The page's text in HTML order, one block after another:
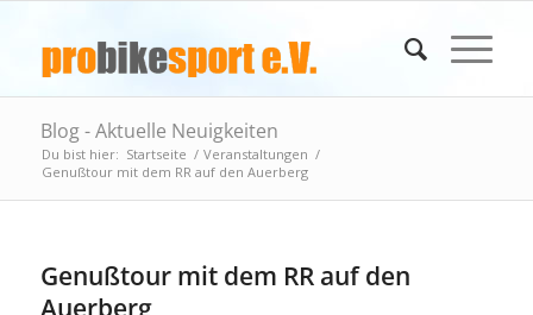
Blog - Aktuelle Neuigkeiten
Du bist hier: Startseite / Veranstaltungen /
Genußtour mit dem RR auf den Auerberg
Genußtour mit dem RR auf den
Auerberg